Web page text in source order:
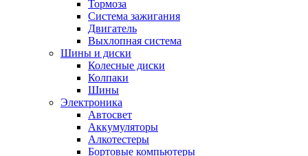
Тормоза
Система зажигания
Двигатель
Выхлопная система
Шины и диски
Колесные диски
Колпаки
Шины
Электроника
Автосвет
Аккумуляторы
Алкотестеры
Бортовые компьютеры